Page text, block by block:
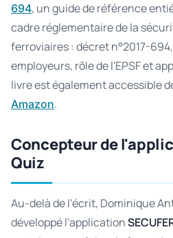
694, un guide de référence
cadre réglementaire de la
ferroviaires : décret n°2017-
employeurs, rôle de l'EPSF et
livre est également accessible
Amazon.
Concepteur de
Quiz
Au-delà de l'écrit, Dominique
développé l'application